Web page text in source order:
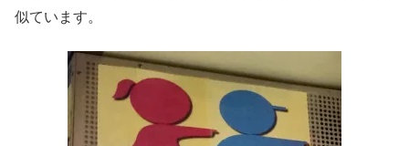
似ています。